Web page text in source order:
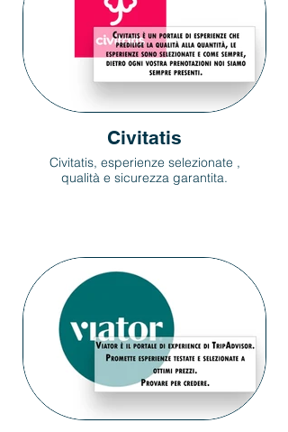
Civitatis
Civitatis, esperienze selezionate ,
qualità e sicurezza garantita.